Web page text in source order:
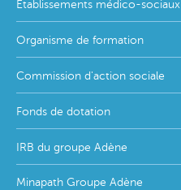
Établissements médico-sociaux
Organisme de formation
Commission d'action sociale
Fonds de dotation
IRB du groupe Adène
Minapath Groupe Adène